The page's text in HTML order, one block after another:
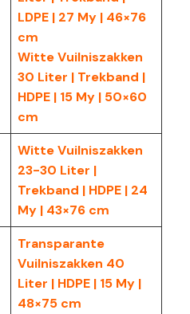
LDPE | 27 My | 46×76
cm
Witte Vuilniszakken
30 Liter | Trekband |
HDPE | 15 My | 50×60
cm
Witte Vuilniszakken
23-30 Liter |
Trekband | HDPE | 24
My | 43×76 cm
Transparante
Vuilniszakken 40
Liter | HDPE | 15 My |
48×75 cm